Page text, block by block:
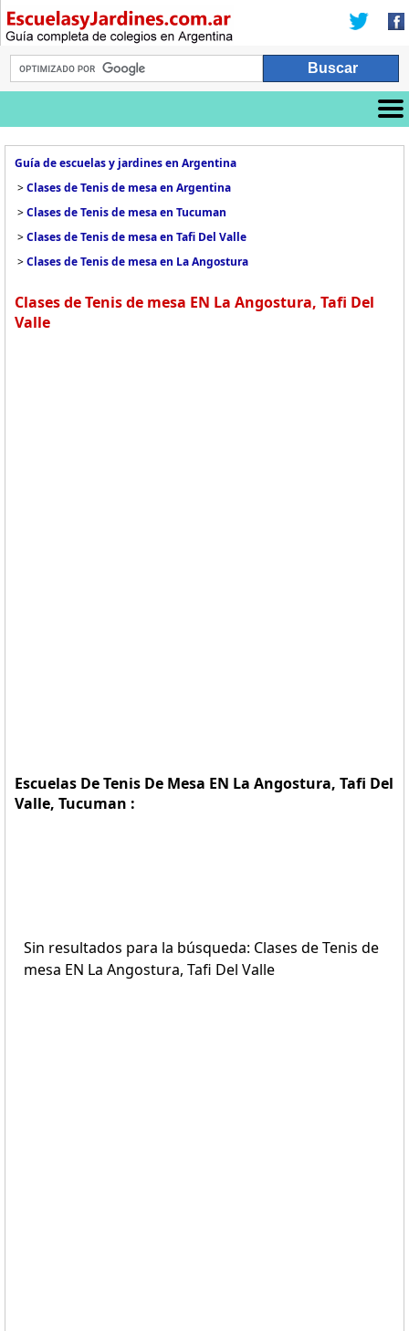
Guía de escuelas y jardines en Argentina
>Clases de Tenis de mesa en Argentina
>Clases de Tenis de mesa en Tucuman
>Clases de Tenis de mesa en Tafi Del Valle
>Clases de Tenis de mesa en La Angostura
Clases de Tenis de mesa EN La Angostura, Tafi Del
Valle
Escuelas De Tenis De Mesa EN La Angostura, Tafi Del
Valle, Tucuman :
Sin resultados para la búsqueda: Clases de Tenis de
mesa EN La Angostura, Tafi Del Valle